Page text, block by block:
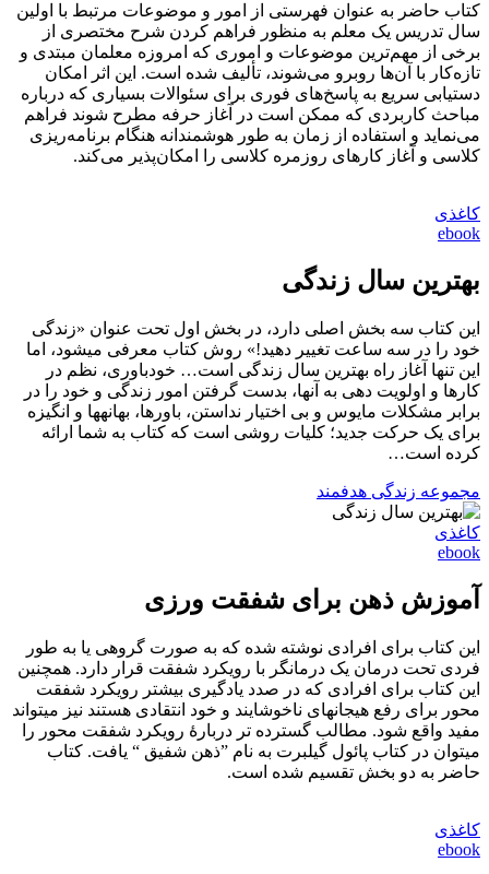
کتاب حاضر به عنوان فهرستی از امور و موضوعات مرتبط با اولین
سال تدریس یک معلم به منظور فراهم کردن شرح مختصری از
برخی از مهم‌ترین موضوعات و اموری که امروزه معلمان مبتدی و
تازه‌کار با آن‌ها روبرو می‌شوند، تألیف شده است. این اثر امکان
دستیابی سریع به پاسخ‌های فوری برای سئوالات بسیاری که درباره
مباحث کاربردی که ممکن است در آغاز حرفه مطرح شوند فراهم
می‌نماید و استفاده از زمان به طور هوشمندانه هنگام برنامه‌ریزی
کلاسی و آغاز کارهای روزمره کلاسی را امکان‌پذیر می‌کند.
کاغذی
ebook
بهترین سال زندگی
این کتاب سه بخش اصلی دارد، در بخش اول تحت عنوان «زندگی
خود را در سه ساعت تغییر دهید!» روش کتاب معرفی می‏شود، اما
این تنها آغاز راه بهترین سال زندگی است… خودباوری، نظم در
کارها و اولویت دهی به آن‎ها، بدست گرفتن امور زندگی و خود را در
برابر مشکلات مایوس و بی اختیار نداستن، باورها، بهانه‏‎ها و انگیزه
برای یک حرکت جدید؛ کلیات روشی است که کتاب به شما ارائه
کرده است…
مجموعه زندگی هدفمند
کاغذی
ebook
آموزش ذهن برای شفقت ورزی
این کتاب برای افرادی نوشته شده که به صورت گروهی یا به طور
فردی تحت درمان یک درمانگر با رویکرد شفقت قرار دارد. همچنین
این کتاب برای افرادی که در صدد یادگیری بیشتر رویکرد شفقت‏
محور برای رفع هیجان‏های ناخوشایند و خود انتقادی هستند نیز می‎تواند
مفید واقع شود. مطالب گسترده‏ تر دربارۀ رویکرد شفقت‏ محور را
می‎توان در کتاب پائول گیلبرت به نام ”ذهن شفیق “ یافت. کتاب
حاضر به دو بخش تقسیم شده است.
کاغذی
ebook